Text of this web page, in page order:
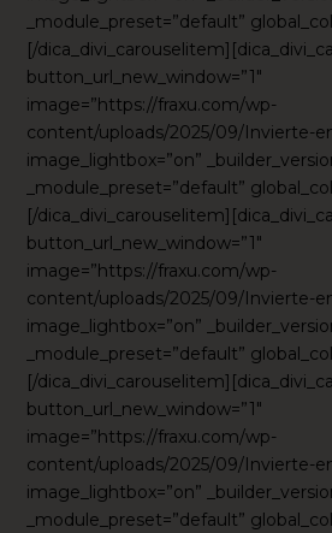
_module_preset=”default”
[/
button_url_new_window=”1″
image=”https://fraxu.com/wp-
content/uploads/2025/09/Invierte-
image_lightbox=”on”
_module_preset=”default”
[/
button_url_new_window=”1″
image=”https://fraxu.com/wp-
content/uploads/2025/09/Invierte-
image_lightbox=”on”
_module_preset=”default”
[/
button_url_new_window=”1″
image=”https://fraxu.com/wp-
content/uploads/2025/09/Invierte-
image_lightbox=”on”
_module_preset=”default”